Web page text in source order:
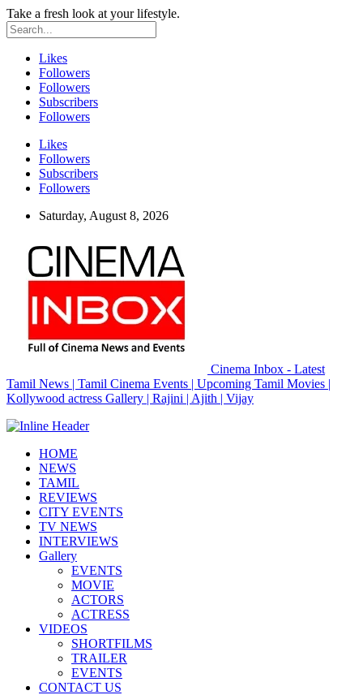
Take a fresh look at your lifestyle.
Likes
Followers
Followers
Subscribers
Followers
Likes
Followers
Subscribers
Followers
Saturday, August 8, 2026
Cinema Inbox - Latest
Tamil News | Tamil Cinema Events | Upcoming Tamil Movies |
Kollywood actress Gallery | Rajini | Ajith | Vijay
HOME
NEWS
TAMIL
REVIEWS
CITY EVENTS
TV NEWS
INTERVIEWS
Gallery
EVENTS
MOVIE
ACTORS
ACTRESS
VIDEOS
SHORTFILMS
TRAILER
EVENTS
CONTACT US